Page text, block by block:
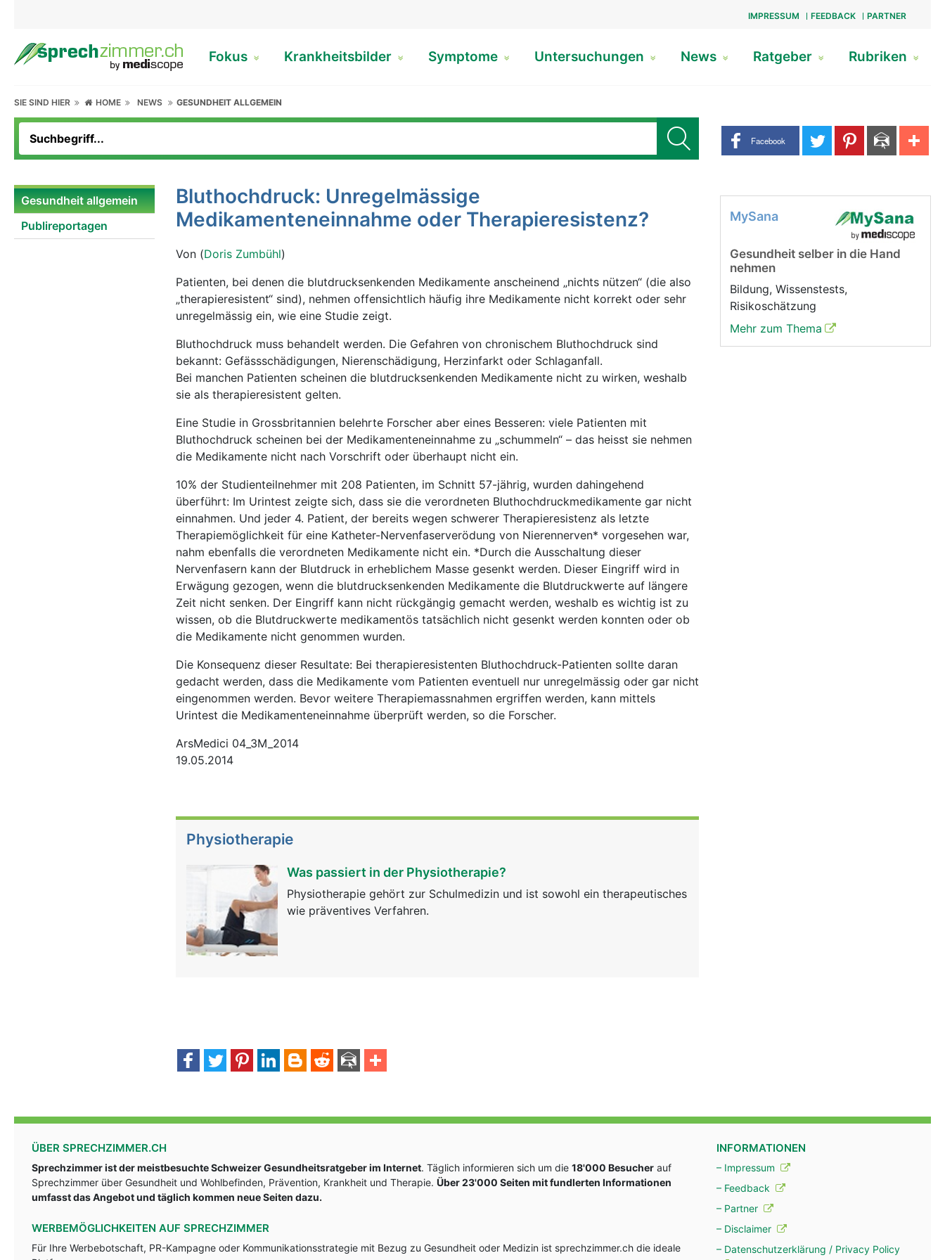
IMPRESSUM FEEDBACK PARTNER
Fokus Krankheitsbilder Symptome Untersuchungen News Ratgeber Rubriken
SIE SIND HIER HOME NEWS GESUNDHEIT ALLGEMEIN
Share buttons
Facebook
Gesundheit allgemein
Publireportagen
Bluthochdruck: Unregelmässige
Medikamenteneinnahme oder Therapieresistenz?
Von (Doris Zumbühl)
Patienten, bei denen die blutdrucksenkenden Medikamente anscheinend „nichts nützen“ (die also
„therapieresistent“ sind), nehmen offensichtlich häufig ihre Medikamente nicht korrekt oder sehr
unregelmässig ein, wie eine Studie zeigt.
Bluthochdruck muss behandelt werden. Die Gefahren von chronischem Bluthochdruck sind
bekannt: Gefässschädigungen, Nierenschädigung, Herzinfarkt oder Schlaganfall.
Bei manchen Patienten scheinen die blutdrucksenkenden Medikamente nicht zu wirken, weshalb
sie als therapieresistent gelten.
Eine Studie in Grossbritannien belehrte Forscher aber eines Besseren: viele Patienten mit
Bluthochdruck scheinen bei der Medikamenteneinnahme zu „schummeln“ – das heisst sie nehmen
die Medikamente nicht nach Vorschrift oder überhaupt nicht ein.
10% der Studienteilnehmer mit 208 Patienten, im Schnitt 57-jährig, wurden dahingehend
überführt: Im Urintest zeigte sich, dass sie die verordneten Bluthochdruckmedikamente gar nicht
einnahmen. Und jeder 4. Patient, der bereits wegen schwerer Therapieresistenz als letzte
Therapiemöglichkeit für eine Katheter-Nervenfaserverödung von Nierennerven* vorgesehen war,
nahm ebenfalls die verordneten Medikamente nicht ein. *Durch die Ausschaltung dieser
Nervenfasern kann der Blutdruck in erheblichem Masse gesenkt werden. Dieser Eingriff wird in
Erwägung gezogen, wenn die blutdrucksenkenden Medikamente die Blutdruckwerte auf längere
Zeit nicht senken. Der Eingriff kann nicht rückgängig gemacht werden, weshalb es wichtig ist zu
wissen, ob die Blutdruckwerte medikamentös tatsächlich nicht gesenkt werden konnten oder ob
die Medikamente nicht genommen wurden.
Die Konsequenz dieser Resultate: Bei therapieresistenten Bluthochdruck-Patienten sollte daran
gedacht werden, dass die Medikamente vom Patienten eventuell nur unregelmässig oder gar nicht
eingenommen werden. Bevor weitere Therapiemassnahmen ergriffen werden, kann mittels
Urintest die Medikamenteneinnahme überprüft werden, so die Forscher.
ArsMedici 04_3M_2014
19.05.2014
Physiotherapie
Was passiert in der Physiotherapie?
Physiotherapie gehört zur Schulmedizin und ist sowohl ein therapeutisches
wie präventives Verfahren.
MySana
Gesundheit selber in die Hand
nehmen
Bildung, Wissenstests,
Risikoschätzung
Mehr zum Thema
ÜBER SPRECHZIMMER.CH
Sprechzimmer ist der meistbesuchte Schweizer Gesundheitsratgeber im Internet. Täglich informieren sich um die 18'000 Besucher auf
Sprechzimmer über Gesundheit und Wohlbefinden, Prävention, Krankheit und Therapie. Über 23'000 Seiten mit fundlerten Informationen
umfasst das Angebot und täglich kommen neue Seiten dazu.
WERBEMÖGLICHKEITEN AUF SPRECHZIMMER
Für Ihre Werbebotschaft, PR-Kampagne oder Kommunikationsstrategie mit Bezug zu Gesundheit oder Medizin ist sprechzimmer.ch die ideale
INFORMATIONEN
– Impressum
– Feedback
– Partner
– Disclaimer
– Datenschutzerklärung / Privacy Policy